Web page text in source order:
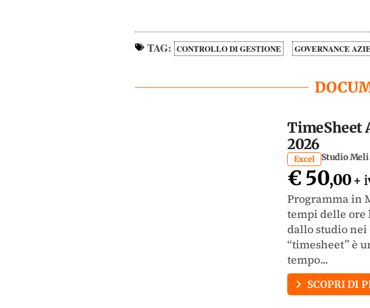
TAG: CONTROLLO DI GESTIONE GOVERNANCE
TimeSheet
2026
Excel Studio
€ 50,00+
Programma in
tempi delle ore
dallo studio
“timesheet” è
tempo...
SCOPRI DI